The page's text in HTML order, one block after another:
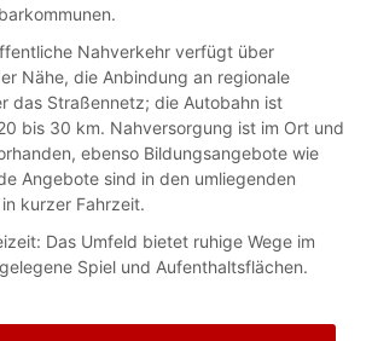
Nahverkehr verfügt über
Nähe, die Anbindung an regionale
das Straßennetz; die Autobahn ist
bis 30 km. Nahversorgung ist im Ort und
ebenso Bildungsangebote wie
Angebote sind in den umliegenden
kurzer Fahrzeit.
Das Umfeld bietet ruhige Wege im
Spiel und Aufenthaltsflächen.